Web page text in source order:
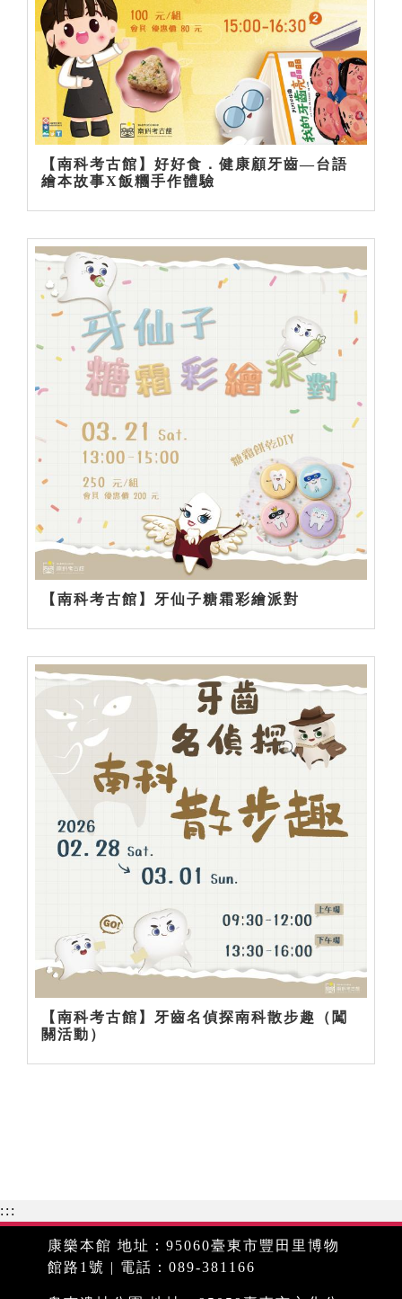
【南科考古館】好好食．健康顧牙齒—台語
繪本故事X飯糰手作體驗
【南科考古館】牙仙子糖霜彩繪派對
【南科考古館】牙齒名偵探南科散步趣（闖
關活動）
:::
康樂本館 地址：95060臺東市豐田里博物
館路1號 | 電話：089-381166